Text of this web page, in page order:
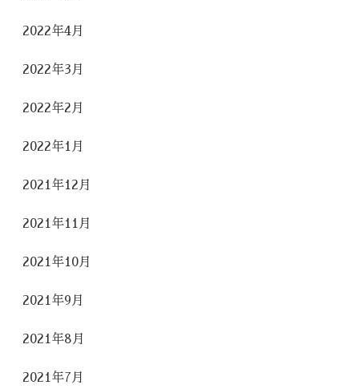
2022年4月
2022年3月
2022年2月
2022年1月
2021年12月
2021年11月
2021年10月
2021年9月
2021年8月
2021年7月